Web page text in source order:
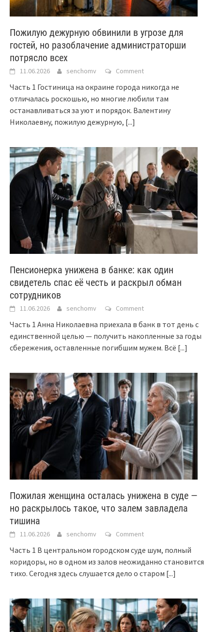
Пожилую дежурную обвинили в угрозе для
гостей, но разоблачение администраторши
потрясло всех
11.06.2026 senchomv Comment
Часть 1 Гостиница на окраине города никогда не
отличалась роскошью, но многие любили там
останавливаться за уют и порядок. Валентину
Николаевну, пожилую дежурную, [...]
Пенсионерка унижена в банке: как один
свидетель спас её честь и раскрыл обман
сотрудников
11.06.2026 senchomv Comment
Часть 1 Анна Николаевна приехала в банк в тот день с
единственной целью — получить накопленные за годы
сбережения, оставленные погибшим мужем. Всё [...]
Пожилая женщина осталась унижена в суде —
но раскрылось такое, что залем завладела
тишина
11.06.2026 senchomv Comment
Часть 1 В центральном городском суде шум, полный
коридоры, но в одном из залов неожиданно становится
тихо. Сегодня здесь слушается дело о старом [...]